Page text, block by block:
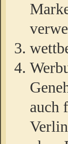
auch